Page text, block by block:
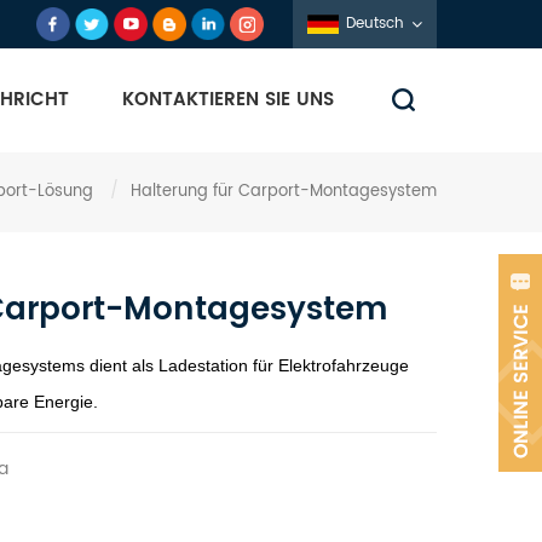
Deutsch
KONTAKTIEREN SIE UNS
Lösung / Halterung für Carport-Montagesystem
Montagesystem
dient als Ladestation für Elektrofahrzeuge
Energie.